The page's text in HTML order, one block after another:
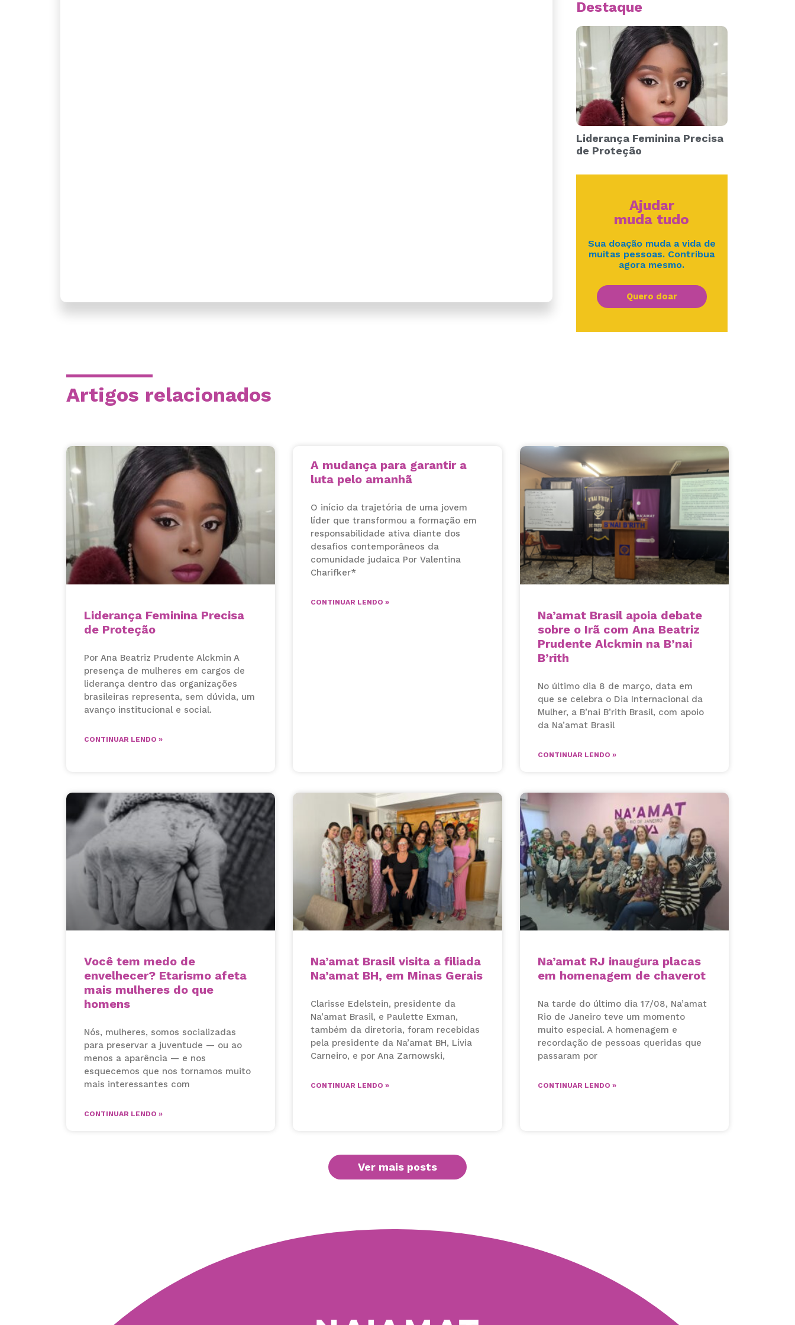
Destaque
Liderança Feminina Precisa
de Proteção
Ajudar
muda tudo
Sua doação muda a vida de
muitas pessoas. Contribua
agora mesmo.
Quero doar
Artigos relacionados
Liderança Feminina Precisa
de Proteção
Por Ana Beatriz Prudente Alckmin A
presença de mulheres em cargos de
liderança dentro das organizações
brasileiras representa, sem dúvida, um
avanço institucional e social.
CONTINUAR LENDO »
A mudança para garantir a
luta pelo amanhã
O início da trajetória de uma jovem
líder que transformou a formação em
responsabilidade ativa diante dos
desafios contemporâneos da
comunidade judaica Por Valentina
Charifker*
CONTINUAR LENDO »
Na’amat Brasil apoia debate
sobre o Irã com Ana Beatriz
Prudente Alckmin na B’nai
B’rith
No último dia 8 de março, data em
que se celebra o Dia Internacional da
Mulher, a B’nai B’rith Brasil, com apoio
da Na’amat Brasil
CONTINUAR LENDO »
Você tem medo de
envelhecer? Etarismo afeta
mais mulheres do que
homens
Nós, mulheres, somos socializadas
para preservar a juventude — ou ao
menos a aparência — e nos
esquecemos que nos tornamos muito
mais interessantes com
CONTINUAR LENDO »
Na’amat Brasil visita a filiada
Na’amat BH, em Minas Gerais
Clarisse Edelstein, presidente da
Na’amat Brasil, e Paulette Exman,
também da diretoria, foram recebidas
pela presidente da Na’amat BH, Lívia
Carneiro, e por Ana Zarnowski,
CONTINUAR LENDO »
Na’amat RJ inaugura placas
em homenagem de chaverot
Na tarde do último dia 17/08, Na’amat
Rio de Janeiro teve um momento
muito especial. A homenagem e
recordação de pessoas queridas que
passaram por
CONTINUAR LENDO »
Ver mais posts